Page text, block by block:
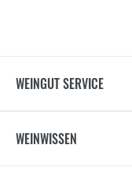
WEINGUT SERVICE
WEINWISSEN